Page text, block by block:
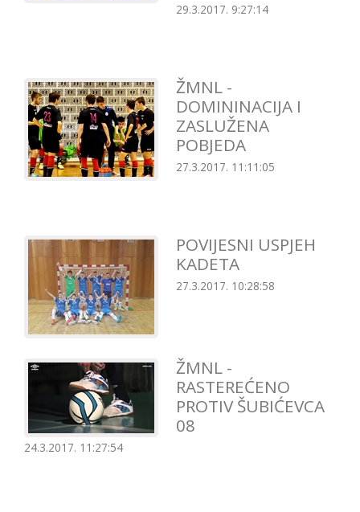
29.3.2017. 9:27:14
ŽMNL -
DOMININACIJA I
ZASLUŽENA
POBJEDA
27.3.2017. 11:11:05
POVIJESNI USPJEH
KADETA
27.3.2017. 10:28:58
ŽMNL -
RASTEREĆENO
PROTIV ŠUBIĆEVCA
08
24.3.2017. 11:27:54